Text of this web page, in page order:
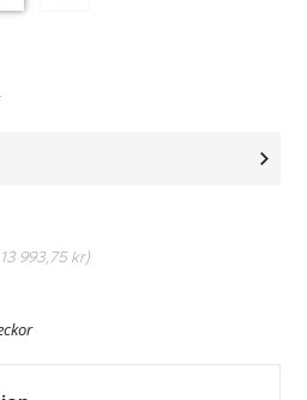
13 993,75 kr)